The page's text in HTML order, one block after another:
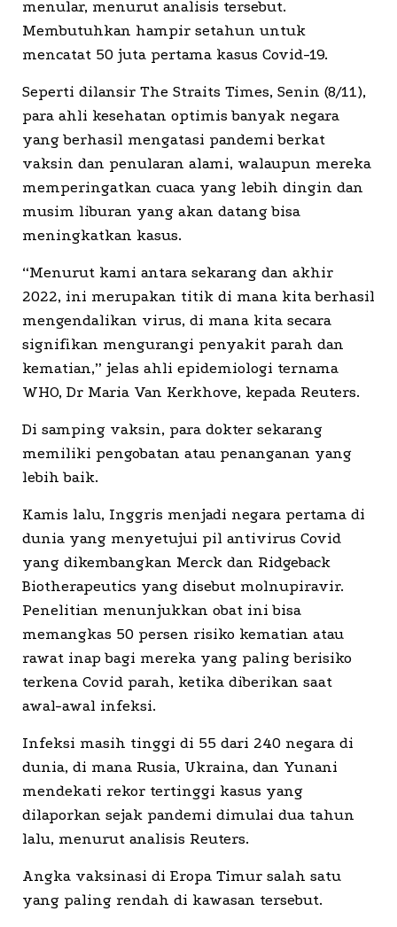
menular, menurut analisis tersebut.
Membutuhkan hampir setahun untuk
mencatat 50 juta pertama kasus Covid-19.
Seperti dilansir The Straits Times, Senin (8/11),
para ahli kesehatan optimis banyak negara
yang berhasil mengatasi pandemi berkat
vaksin dan penularan alami, walaupun mereka
memperingatkan cuaca yang lebih dingin dan
musim liburan yang akan datang bisa
meningkatkan kasus.
“Menurut kami antara sekarang dan akhir
2022, ini merupakan titik di mana kita berhasil
mengendalikan virus, di mana kita secara
signifikan mengurangi penyakit parah dan
kematian,” jelas ahli epidemiologi ternama
WHO, Dr Maria Van Kerkhove, kepada Reuters.
Di samping vaksin, para dokter sekarang
memiliki pengobatan atau penanganan yang
lebih baik.
Kamis lalu, Inggris menjadi negara pertama di
dunia yang menyetujui pil antivirus Covid
yang dikembangkan Merck dan Ridgeback
Biotherapeutics yang disebut molnupiravir.
Penelitian menunjukkan obat ini bisa
memangkas 50 persen risiko kematian atau
rawat inap bagi mereka yang paling berisiko
terkena Covid parah, ketika diberikan saat
awal-awal infeksi.
Infeksi masih tinggi di 55 dari 240 negara di
dunia, di mana Rusia, Ukraina, dan Yunani
mendekati rekor tertinggi kasus yang
dilaporkan sejak pandemi dimulai dua tahun
lalu, menurut analisis Reuters.
Angka vaksinasi di Eropa Timur salah satu
yang paling rendah di kawasan tersebut.